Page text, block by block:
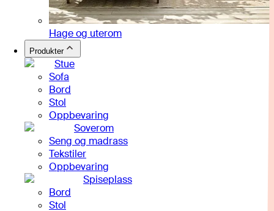
Hage og uterom
Produkter
Stue
Sofa
Bord
Stol
Oppbevaring
Soverom
Seng og madrass
Tekstiler
Oppbevaring
Spiseplass
Bord
Stol